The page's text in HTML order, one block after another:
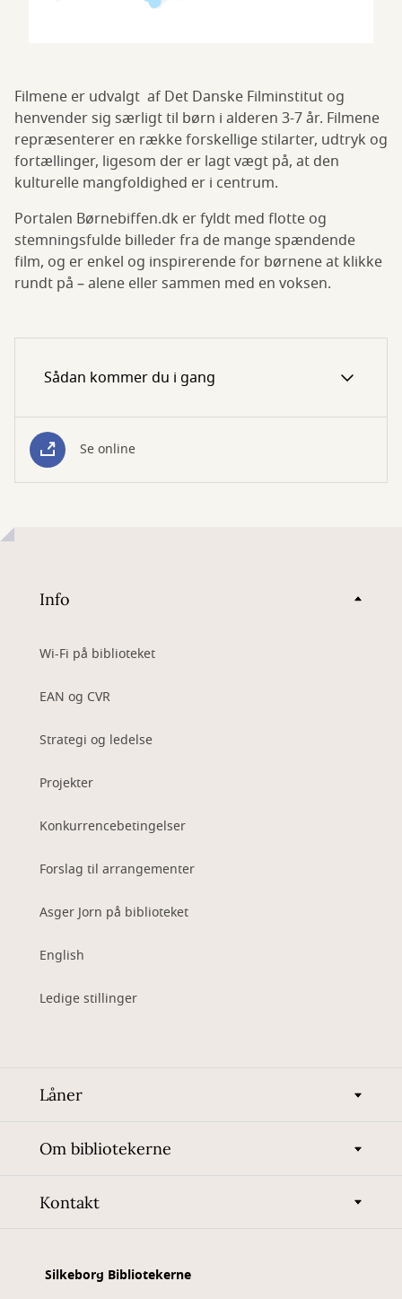
Filmene er udvalgt af Det Danske Filminstitut og
henvender sig særligt til børn i alderen 3-7 år. Filmene
repræsenterer en række forskellige stilarter, udtryk og
fortællinger, ligesom der er lagt vægt på, at den
kulturelle mangfoldighed er i centrum.
Portalen Børnebiffen.dk er fyldt med flotte og
stemningsfulde billeder fra de mange spændende
film, og er enkel og inspirerende for børnene at klikke
rundt på – alene eller sammen med en voksen.
Sådan kommer du i gang
Se online
Info
Wi-Fi på biblioteket
EAN og CVR
Strategi og ledelse
Projekter
Konkurrencebetingelser
Forslag til arrangementer
Asger Jorn på biblioteket
English
Ledige stillinger
Låner
Om bibliotekerne
Kontakt
Silkeborg Bibliotekerne